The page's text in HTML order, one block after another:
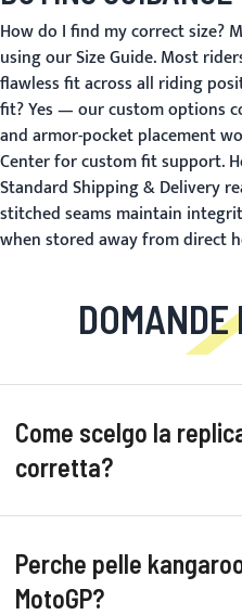
How do I find my correct size?
using ourSize Guide. Most
flawless fit across all riding
fit?Yes — our custom options
and armor-pocket placement
Centerfor custom fit support.
StandardShipping & Delivery
stitched seams maintain
when stored away from direct
Come scelgo la
corretta?
Perche pelle
MotoGP?